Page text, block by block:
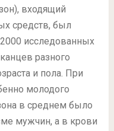
входящий
средств, был
исследованных
разного
и пола. При
молодого
в среднем было
мужчин, а в крови